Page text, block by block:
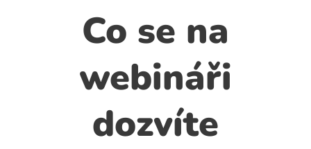
Co se na
webináři
dozvíte